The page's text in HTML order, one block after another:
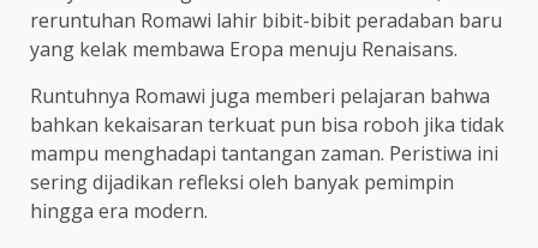
reruntuhan Romawi lahir bibit-bibit peradaban baru
yang kelak membawa Eropa menuju Renaisans.
Runtuhnya Romawi juga memberi pelajaran bahwa
bahkan kekaisaran terkuat pun bisa roboh jika tidak
mampu menghadapi tantangan zaman. Peristiwa ini
sering dijadikan refleksi oleh banyak pemimpin
hingga era modern.